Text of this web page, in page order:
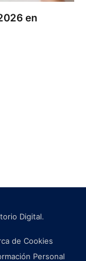
en
Digital.
de Cookies
Personal